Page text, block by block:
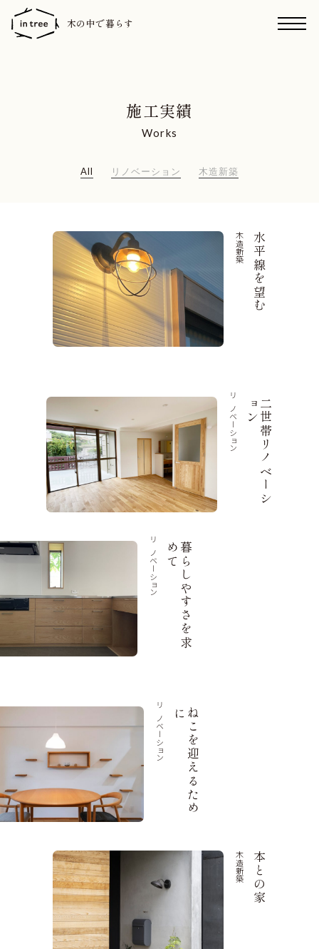
木の中で暮らす
施工実績
Works
All リノベーション 木造新築
木造新築 水平線を望む
リノベーション 二
世
帯
リ
ノ
ベ
ー
シ
ョ
ン
リノベーション 暮
ら
し
や
す
さ
を
求
め
て
リノベーション ね
こ
を
迎
え
る
た
め
に
木造新築 本との家